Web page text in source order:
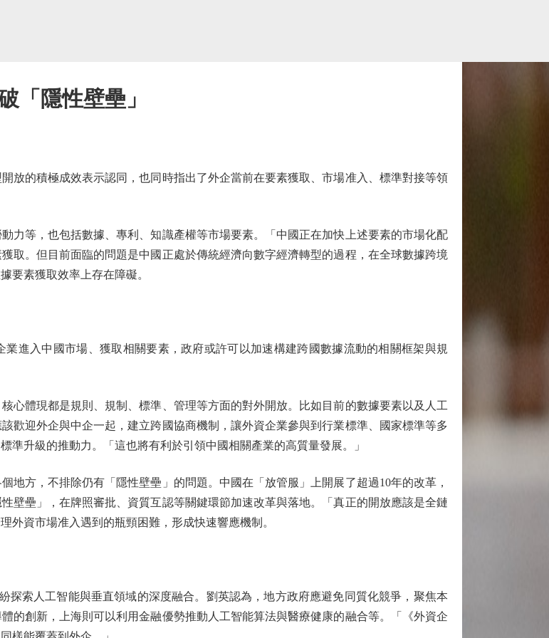
「隱性壁壘」
的積極成效表示認同，也同時指出了外企當前在要素獲取、市場准入、標準對接等領
等，也包括數據、專利、知識產權等市場要素。「中國正在加快上述要素的市場化配
取。但目前面臨的問題是中國正處於傳統經濟向數字經濟轉型的過程，在全球數據跨境
要素獲取效率上存在障礙。
入中國市場、獲取相關要素，政府或許可以加速構建跨國數據流動的相關框架與規
體現都是規則、規制、標準、管理等方面的對外開放。比如目前的數據要素以及人工
歡迎外企與中企一起，建立跨國協商機制，讓外資企業參與到行業標準、國家標準等多
升級的推動力。「這也將有利於引領中國相關產業的高質量發展。」
方，不排除仍有「隱性壁壘」的問題。中國在「放管服」上開展了超過10年的改革，
壁壘」，在牌照審批、資質互認等關鍵環節加速改革與落地。「真正的開放應該是全鏈
外資市場准入遇到的瓶頸困難，形成快速響應機制。
索人工智能與垂直領域的深度融合。劉英認為，地方政府應避免同質化競爭，聚焦本
的創新，上海則可以利用金融優勢推動人工智能算法與醫療健康的融合等。「《外資企